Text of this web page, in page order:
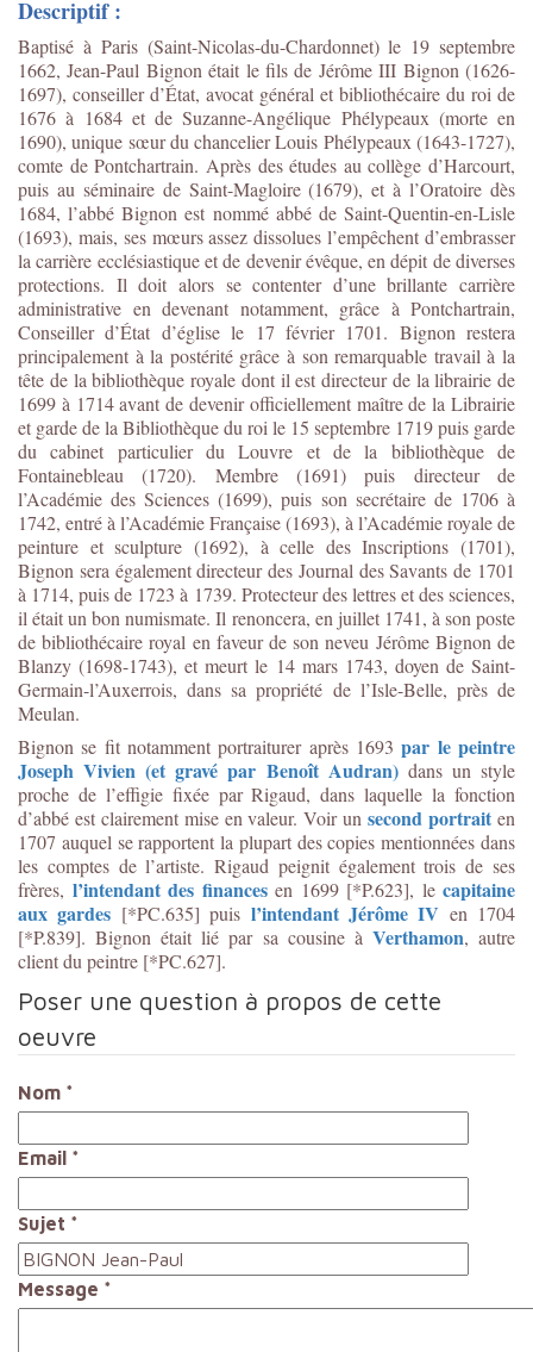
Descriptif :
Baptisé à Paris (Saint-Nicolas-du-Chardonnet) le 19 septembre
1662, Jean-Paul Bignon était le fils de Jérôme III Bignon (1626-
1697), conseiller d’État, avocat général et bibliothécaire du roi de
1676 à 1684 et de Suzanne-Angélique Phélypeaux (morte en
1690), unique sœur du chancelier Louis Phélypeaux (1643-1727),
comte de Pontchartrain. Après des études au collège d’Harcourt,
puis au séminaire de Saint-Magloire (1679), et à l’Oratoire dès
1684, l’abbé Bignon est nommé abbé de Saint-Quentin-en-Lisle
(1693), mais, ses mœurs assez dissolues l’empêchent d’embrasser
la carrière ecclésiastique et de devenir évêque, en dépit de diverses
protections. Il doit alors se contenter d’une brillante carrière
administrative en devenant notamment, grâce à Pontchartrain,
Conseiller d’État d’église le 17 février 1701. Bignon restera
principalement à la postérité grâce à son remarquable travail à la
tête de la bibliothèque royale dont il est directeur de la librairie de
1699 à 1714 avant de devenir officiellement maître de la Librairie
et garde de la Bibliothèque du roi le 15 septembre 1719 puis garde
du cabinet particulier du Louvre et de la bibliothèque de
Fontainebleau (1720). Membre (1691) puis directeur de
l’Académie des Sciences (1699), puis son secrétaire de 1706 à
1742, entré à l’Académie Française (1693), à l’Académie royale de
peinture et sculpture (1692), à celle des Inscriptions (1701),
Bignon sera également directeur des Journal des Savants de 1701
à 1714, puis de 1723 à 1739. Protecteur des lettres et des sciences,
il était un bon numismate. Il renoncera, en juillet 1741, à son poste
de bibliothécaire royal en faveur de son neveu Jérôme Bignon de
Blanzy (1698-1743), et meurt le 14 mars 1743, doyen de Saint-
Germain-l’Auxerrois, dans sa propriété de l’Isle-Belle, près de
Meulan.
Bignon se fit notamment portraiturer après 1693par le peintre
Joseph Vivien (et gravé par Benoît Audran)dans un style
proche de l’effigie fixée par Rigaud, dans laquelle la fonction
d’abbé est clairement mise en valeur. Voir unsecond portrait en
1707 auquel se rapportent la plupart des copies mentionnées dans
les comptes de l’artiste. Rigaud peignit également trois de ses
frères, l’intendant des financesen 1699 [*P.623], le capitaine
aux gardes [*PC.635] puis l’intendant Jérôme IV en 1704
[*P.839]. Bignon était lié par sa cousine à Verthamon, autre
client du peintre [*PC.627].
Poser une question à propos de cette
oeuvre
Nom *
Email *
Sujet *
Message *